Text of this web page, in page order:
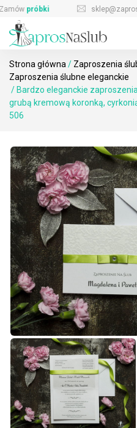
Skip
content
sklep@zaprosnaslub.pl
Strona główna / Zaproszenia
Zaproszenia ślubne eleganckie
/ Bardzo eleganckie
grubą kremową koronką,
506